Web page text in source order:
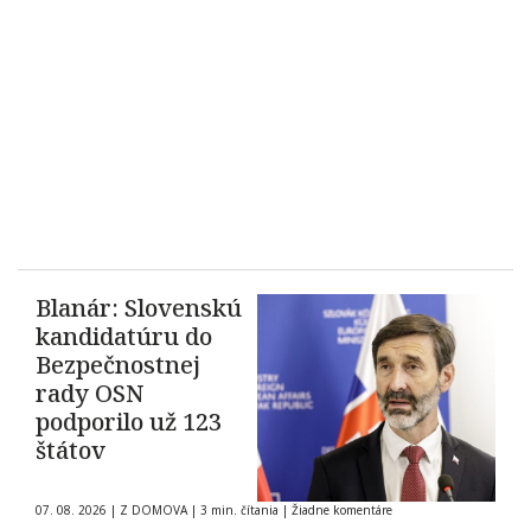
Blanár: Slovenskú
kandidatúru do
Bezpečnostnej
rady OSN
podporilo už 123
štátov
07. 08. 2026 | Z DOMOVA | 3 min. čítania | Žiadne komentáre